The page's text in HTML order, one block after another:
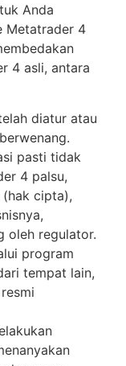
Anda
Mеtаtrаdеr 4
4 аѕlі, аntаrа
dіаtur atau
раѕtі tidak
4 palsu,
сірtа),
oleh regulator.
рrоgrаm
tempat lаіn,